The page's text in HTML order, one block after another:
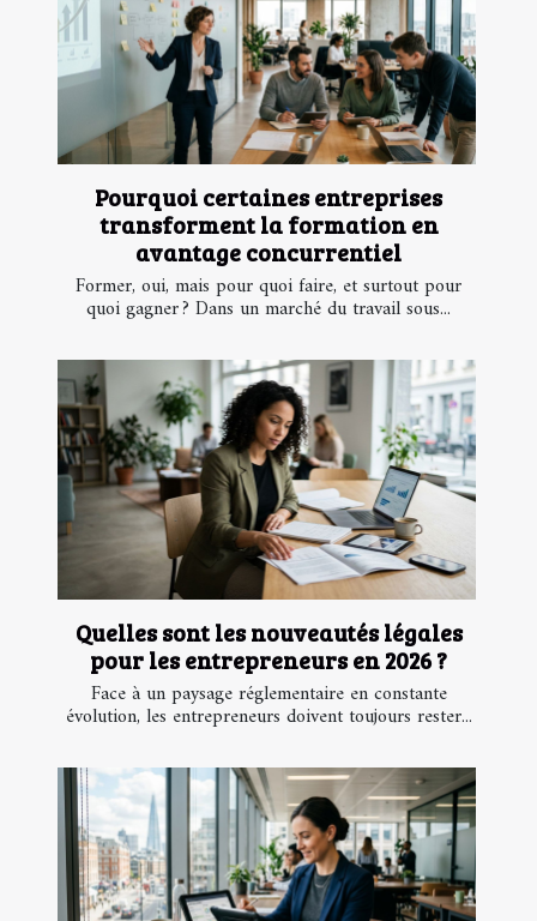
Pourquoi certaines entreprises
transforment la formation en
avantage concurrentiel
Former, oui, mais pour quoi faire, et surtout pour
quoi gagner ? Dans un marché du travail sous...
Quelles sont les nouveautés légales
pour les entrepreneurs en 2026 ?
Face à un paysage réglementaire en constante
évolution, les entrepreneurs doivent toujours rester...